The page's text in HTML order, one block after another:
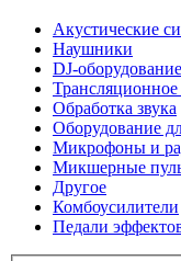
Акустические
Наушники
DJ-оборудование
Обработка звука
Оборудование
Микрофоны и
Микшерные
Другое
Комбоусилители
Педали